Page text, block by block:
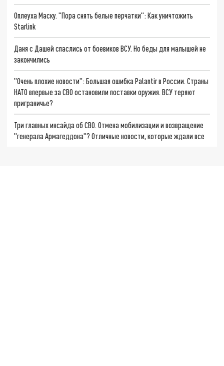
Оплеуха Маску. "Пора снять белые перчатки": Как уничтожить
Starlink
Даня с Дашей спаслись от боевиков ВСУ. Но беды для малышей не
закончились
"Очень плохие новости": Большая ошибка Palantir в России. Страны
НАТО впервые за СВО остановили поставки оружия. ВСУ теряют
приграничье?
Три главных инсайда об СВО. Отмена мобилизации и возвращение
"генерала Армагеддона"? Отличные новости, которые ждали все